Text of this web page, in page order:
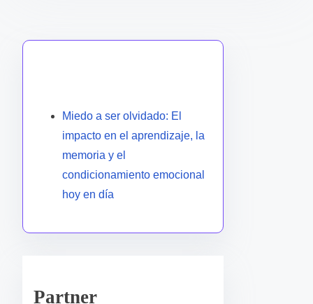
Miedo a ser olvidado: El
impacto en el aprendizaje, la
memoria y el
condicionamiento emocional
hoy en día
Partner